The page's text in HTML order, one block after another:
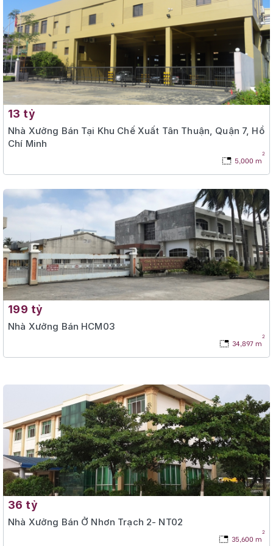
13 tỷ
Nhà Xưởng Bán Tại Khu Chế Xuất Tân Thuận, Quận 7, Hồ
Chí Minh
5,000 m
2
199 tỷ
Nhà Xưởng Bán HCM03
34,897 m
2
36 tỷ
Nhà Xưởng Bán Ở Nhơn Trạch 2- NT02
35,600 m
2